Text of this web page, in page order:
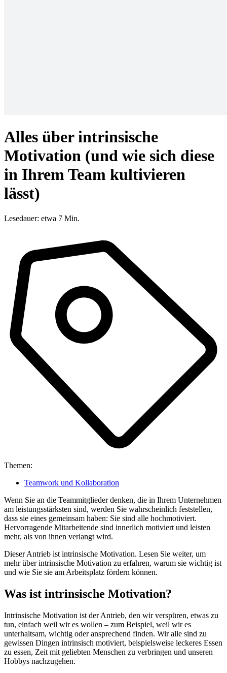
Alles über intrinsische
Motivation (und wie sich diese
in Ihrem Team kultivieren
lässt)
Lesedauer: etwa 7 Min.
Themen:
Teamwork und Kollaboration
Wenn Sie an die Teammitglieder denken, die in Ihrem Unternehmen
am leistungsstärksten sind, werden Sie wahrscheinlich feststellen,
dass sie eines gemeinsam haben: Sie sind alle hochmotiviert.
Hervorragende Mitarbeitende sind innerlich motiviert und leisten
mehr, als von ihnen verlangt wird.
Dieser Antrieb ist intrinsische Motivation. Lesen Sie weiter, um
mehr über intrinsische Motivation zu erfahren, warum sie wichtig ist
und wie Sie sie am Arbeitsplatz fördern können.
Was ist intrinsische Motivation?
Intrinsische Motivation ist der Antrieb, den wir verspüren, etwas zu
tun, einfach weil wir es wollen – zum Beispiel, weil wir es
unterhaltsam, wichtig oder ansprechend finden. Wir alle sind zu
gewissen Dingen intrinsisch motiviert, beispielsweise leckeres Essen
zu essen, Zeit mit geliebten Menschen zu verbringen und unseren
Hobbys nachzugehen.